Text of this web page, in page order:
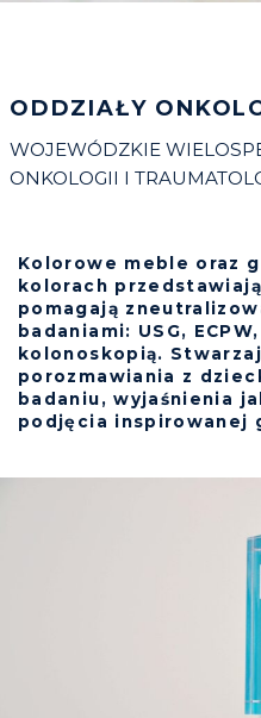
ODDZIAŁY
WOJEWÓDZKIE
ONKOLOGII I
Kolorowe meble oraz
kolorach
pomagają
badaniami: USG,
kolonoskopią.
porozmawiania z
badaniu, wyjaśnienia
podjęcia inspirowanej